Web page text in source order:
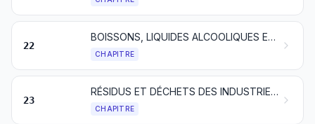
22
BOISSONS, LIQUIDES ALCOOLIQUES ET VINAIGRES
CHAPITRE
23
RÉSIDUS ET DÉCHETS DES INDUSTRIES ALIMENTAIRES; ALIMENTS PRÉPARÉS POUR ANIMAUX
CHAPITRE